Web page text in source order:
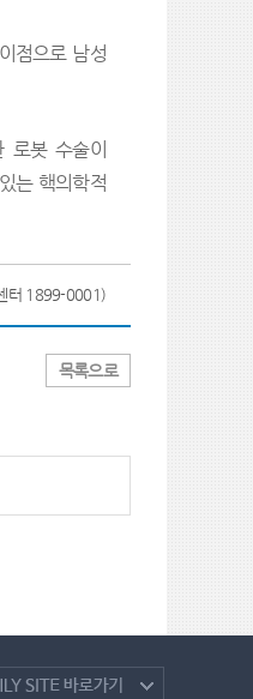
점으로 남성
로봇 수술이
는 핵의학적
터 1899-0001)
목록으로